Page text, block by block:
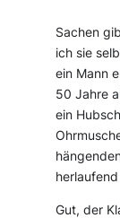
Sachen
ich sie
ein Mann
50 Jahre
ein
Gut, der